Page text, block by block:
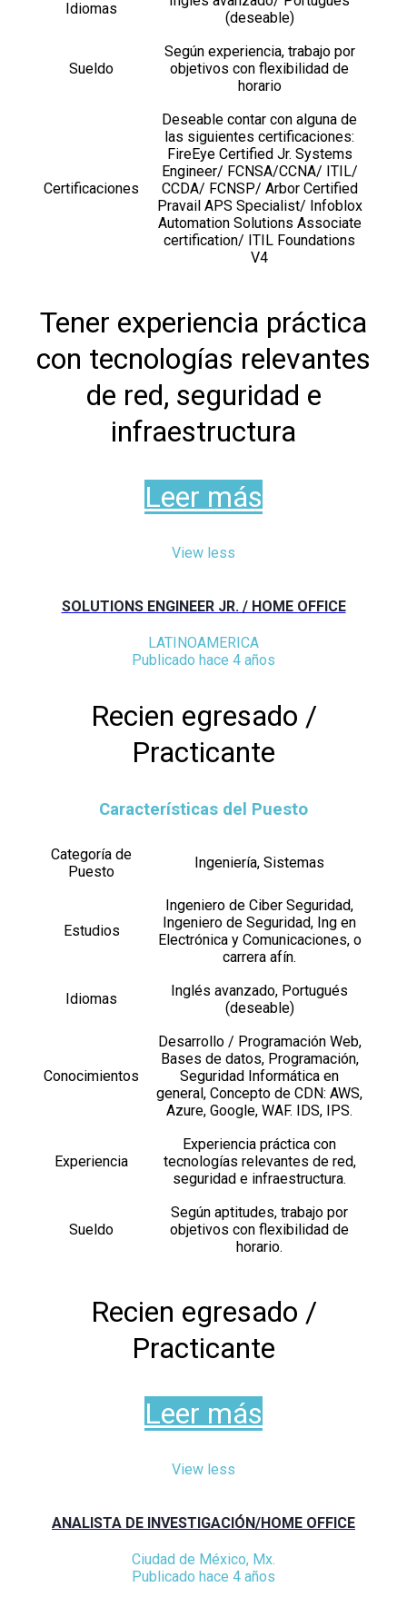
Idiomas
(deseable)
Sueldo
Según experiencia, trabajo por
objetivos con flexibilidad de
horario
Certificaciones
Deseable contar con alguna de
las siguientes certificaciones:
FireEye Certified Jr. Systems
Engineer/ FCNSA/CCNA/ ITIL/
CCDA/ FCNSP/ Arbor Certified
Pravail APS Specialist/ Infoblox
Automation Solutions Associate
certification/ ITIL Foundations
V4
Tener experiencia práctica
con tecnologías relevantes
de red, seguridad e
infraestructura
Leer más
View less
SOLUTIONS ENGINEER JR. / HOME OFFICE
LATINOAMERICA
Publicado hace 4 años
Recien egresado /
Practicante
Características del Puesto
Categoría de
Puesto
Ingeniería, Sistemas
Estudios
Ingeniero de Ciber Seguridad,
Ingeniero de Seguridad, Ing en
Electrónica y Comunicaciones, o
carrera afín.
Idiomas
Inglés avanzado, Portugués
(deseable)
Conocimientos
Desarrollo / Programación Web,
Bases de datos, Programación,
Seguridad Informática en
general, Concepto de CDN: AWS,
Azure, Google, WAF. IDS, IPS.
Experiencia
Experiencia práctica con
tecnologías relevantes de red,
seguridad e infraestructura.
Sueldo
Según aptitudes, trabajo por
objetivos con flexibilidad de
horario.
Recien egresado /
Practicante
Leer más
View less
ANALISTA DE INVESTIGACIÓN/HOME OFFICE
Ciudad de México, Mx.
Publicado hace 4 años